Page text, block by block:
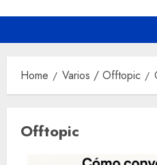
Home Varios / Offtopic
Offtopic